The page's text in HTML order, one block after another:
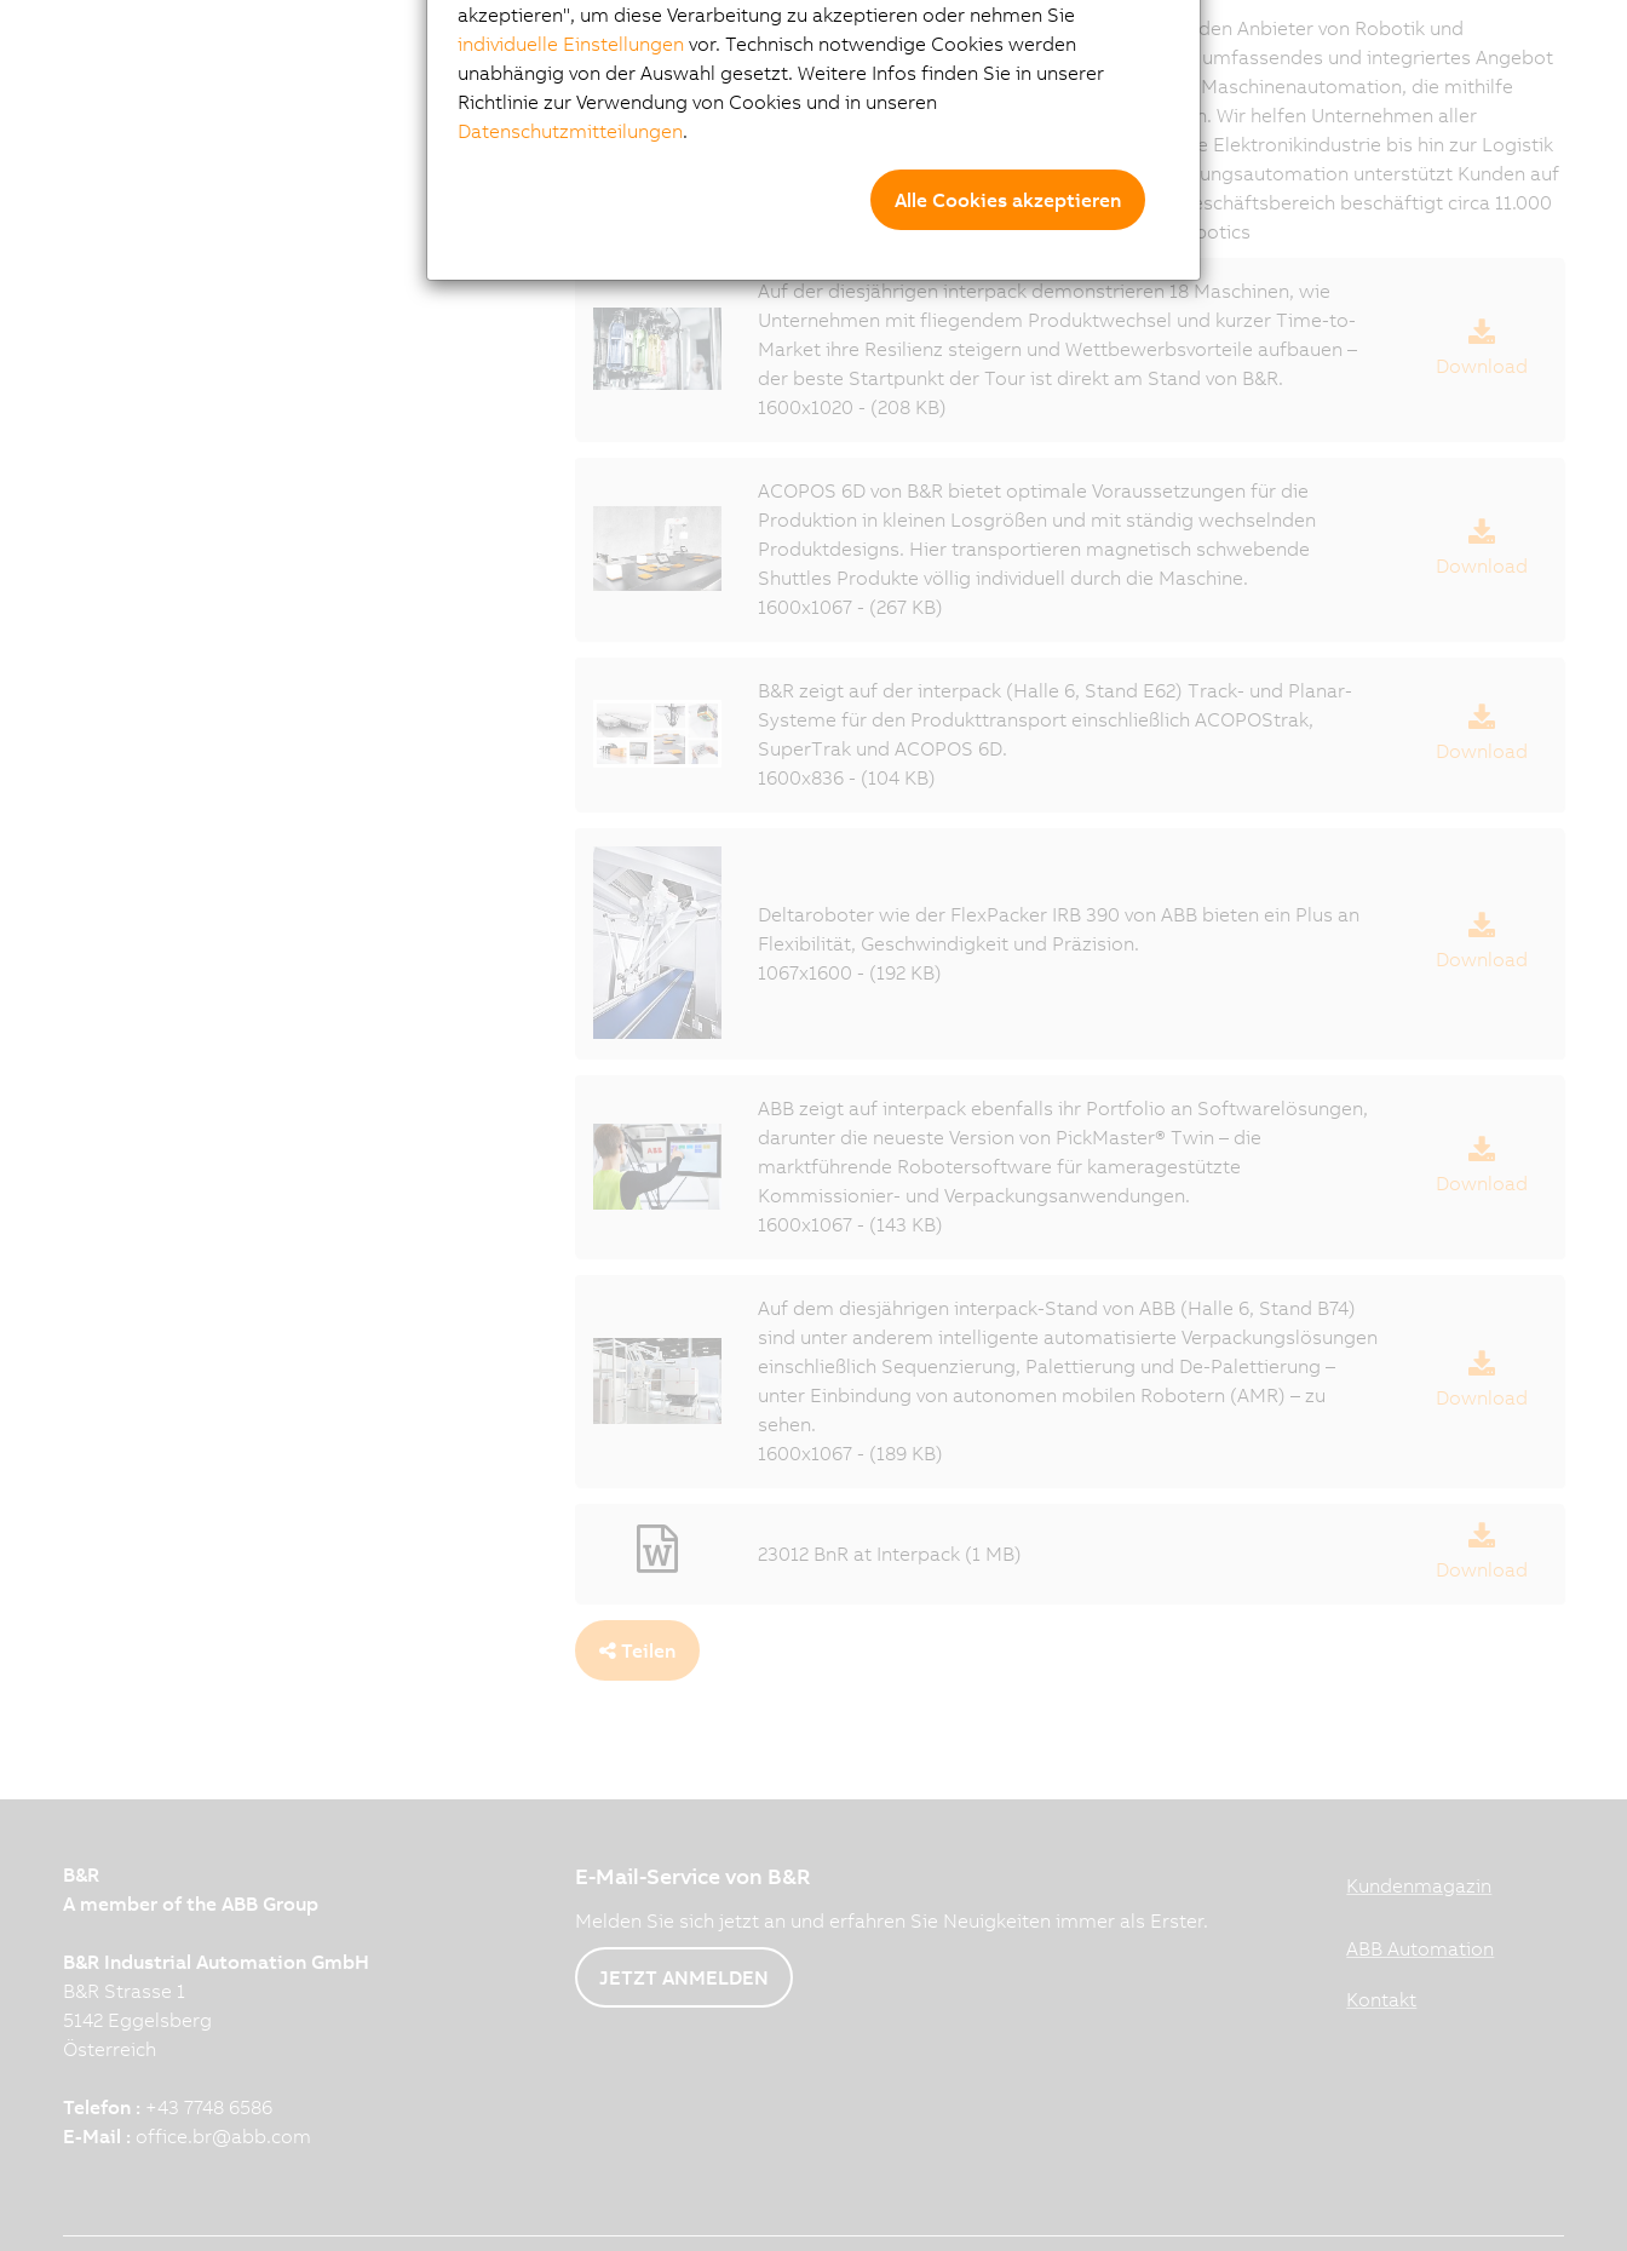
ABB Robotik und Fertigungsautomationist einer der weltweit führenden Anbieter von Robotik und
Maschinenautomation und verfügt als einziges Unternehmen über ein umfassendes und integriertes Angebot
an Robotern, autonomen mobilen Robotern und Technologien für die Maschinenautomation, die mithilfe
unserer wertschöpfenden Software entwickelt und koordiniert werden. Wir helfen Unternehmen aller
Größenordnungen und Branchen – von der Automobilindustrie über die Elektronikindustrie bis hin zur Logistik
– robuster, flexibler und effizienter zu werden. ABB Robotik und Fertigungsautomation unterstützt Kunden auf
dem Weg zur vernetzten und kollaborativen Fabrik der Zukunft. Der Geschäftsbereich beschäftigt circa 11.000
Mitarbeitende an über 100 Standorten in rund 53 Ländern. go.abb/robotics
Auf der diesjährigen interpack demonstrieren 18 Maschinen, wie
Unternehmen mit fliegendem Produktwechsel und kurzer Time-to-
Market ihre Resilienz steigern und Wettbewerbsvorteile aufbauen –
der beste Startpunkt der Tour ist direkt am Stand von B&R.
1600x1020 - (208 KB)
Download
ACOPOS 6D von B&R bietet optimale Voraussetzungen für die
Produktion in kleinen Losgrößen und mit ständig wechselnden
Produktdesigns. Hier transportieren magnetisch schwebende
Shuttles Produkte völlig individuell durch die Maschine.
1600x1067 - (267 KB)
Download
B&R zeigt auf der interpack (Halle 6, Stand E62) Track- und Planar-
Systeme für den Produkttransport einschließlich ACOPOStrak,
SuperTrak und ACOPOS 6D.
1600x836 - (104 KB)
Download
Deltaroboter wie der FlexPacker IRB 390 von ABB bieten ein Plus an
Flexibilität, Geschwindigkeit und Präzision.
1067x1600 - (192 KB)
Download
ABB zeigt auf interpack ebenfalls ihr Portfolio an Softwarelösungen,
darunter die neueste Version von PickMaster® Twin – die
marktführende Robotersoftware für kameragestützte
Kommissionier- und Verpackungsanwendungen.
1600x1067 - (143 KB)
Download
Auf dem diesjährigen interpack-Stand von ABB (Halle 6, Stand B74)
sind unter anderem intelligente automatisierte Verpackungslösungen
einschließlich Sequenzierung, Palettierung und De-Palettierung –
unter Einbindung von autonomen mobilen Robotern (AMR) – zu
sehen.
1600x1067 - (189 KB)
Download
23012 BnR at Interpack (1 MB)
Download
Teilen
B&R
A member of the ABB Group
B&R Industrial Automation GmbH
B&R Strasse 1
5142 Eggelsberg
Österreich
Telefon : +43 7748 6586
E-Mail : office.br@abb.com
E-Mail-Service von B&R
Melden Sie sich jetzt an und erfahren Sie Neuigkeiten immer als Erster.
JETZT ANMELDEN
Kundenmagazin
ABB Automation
Kontakt
akzeptieren", um diese Verarbeitung zu akzeptieren oder nehmen Sie
individuelle Einstellungen vor. Technisch notwendige Cookies werden
unabhängig von der Auswahl gesetzt. Weitere Infos finden Sie in unserer
Richtlinie zur Verwendung von Cookies und in unseren
Datenschutzmitteilungen.
Alle Cookies akzeptieren